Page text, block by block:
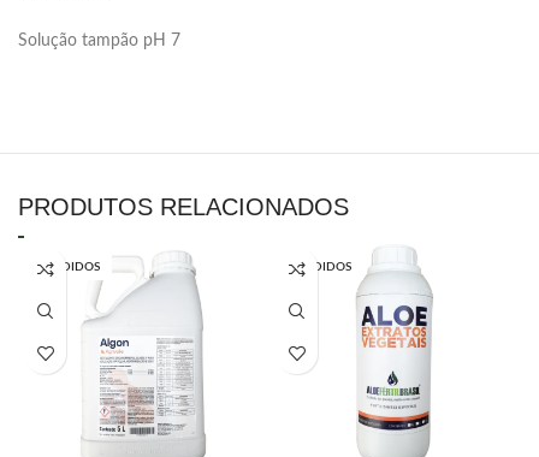
Solução tampão pH 7
PRODUTOS RELACIONADOS
VENDIDOS VENDIDOS